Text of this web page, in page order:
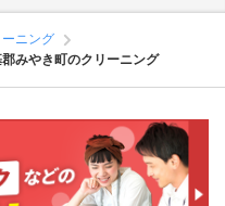
ーニング
みやき町のクリーニング